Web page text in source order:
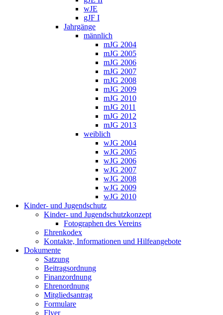
wJE
gJF I
Jahrgänge
männlich
mJG 2004
mJG 2005
mJG 2006
mJG 2007
mJG 2008
mJG 2009
mJG 2010
mJG 2011
mJG 2012
mJG 2013
weiblich
wJG 2004
wJG 2005
wJG 2006
wJG 2007
wJG 2008
wJG 2009
wJG 2010
Kinder- und Jugendschutz
Kinder- und Jugendschutzkonzept
Fotographen des Vereins
Ehrenkodex
Kontakte, Informationen und Hilfeangebote
Dokumente
Satzung
Beitragsordnung
Finanzordnung
Ehrenordnung
Mitgliedsantrag
Formulare
Flyer